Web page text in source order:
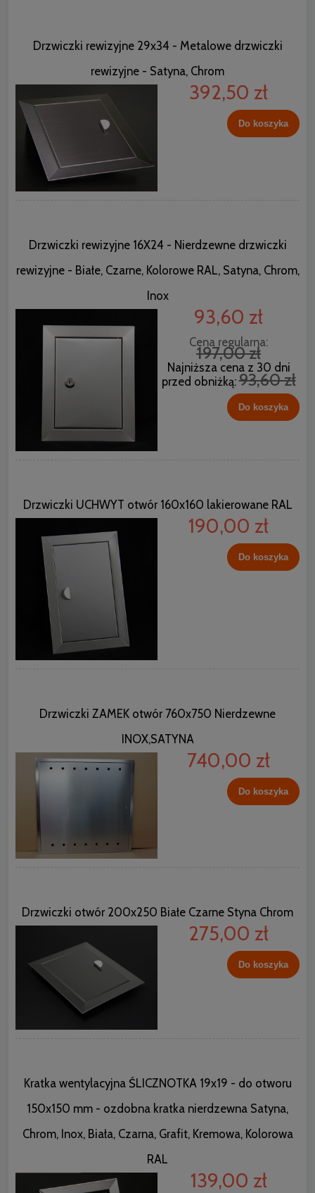
Drzwiczki rewizyjne 29x34 - Metalowe drzwiczki
rewizyjne - Satyna, Chrom
392,50 zł
Do koszyka
Drzwiczki rewizyjne 16X24 - Nierdzewne drzwiczki
rewizyjne - Białe, Czarne, Kolorowe RAL, Satyna, Chrom,
Inox
93,60 zł
Cena regularna:
197,00 zł
Najniższa cena z 30 dni
przed obniżką:93,60 zł
Do koszyka
Drzwiczki UCHWYT otwór 160x160 lakierowane RAL
190,00 zł
Do koszyka
Drzwiczki ZAMEK otwór 760x750 Nierdzewne
INOX,SATYNA
740,00 zł
Do koszyka
Drzwiczki otwór 200x250 Białe Czarne Styna Chrom
275,00 zł
Do koszyka
Kratka wentylacyjna ŚLICZNOTKA 19x19 - do otworu
150x150 mm - ozdobna kratka nierdzewna Satyna,
Chrom, Inox, Biała, Czarna, Grafit, Kremowa, Kolorowa
RAL
139,00 zł